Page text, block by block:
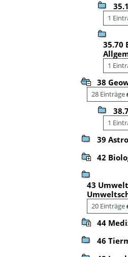
1
35.70
1
38
28 Einträge
1
39
42
43
20 Einträge
44
46